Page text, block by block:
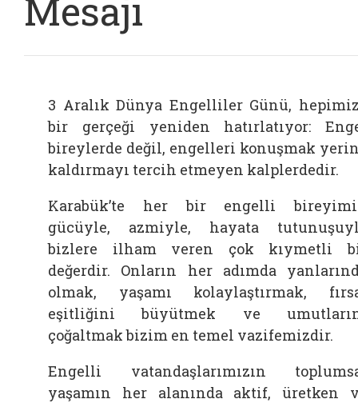
Mesajı
3 Aralık Dünya Engelliler Günü,
bir gerçeği yeniden hatırlatıyor:
bireylerde değil, engelleri konuşmak
kaldırmayı tercih etmeyen kalplerdedir.
Karabük’te her bir engelli
gücüyle, azmiyle, hayata
bizlere ilham veren çok kıymetli
değerdir. Onların her adımda
olmak, yaşamı kolaylaştırmak,
eşitliğini büyütmek ve
çoğaltmak bizim en temel vazifemizdir.
Engelli vatandaşlarımızın
yaşamın her alanında aktif, üretken